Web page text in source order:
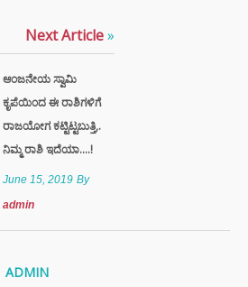
Next Article»
ಆಂಜನೇಯ ಸ್ವಾಮಿ
ಕೃಪೆಯಿಂದ ಈ ರಾಶಿಗಳಿಗೆ
ರಾಜಯೋಗ ಕಟ್ಟಿಟ್ಟಬುತ್ತಿ,.
ನಿಮ್ಮ ರಾಶಿ ಇದೆಯಾ....!
June 15, 2019 By
admin
ADMIN